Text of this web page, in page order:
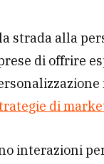
strada alla
di offrire
di
interazioni